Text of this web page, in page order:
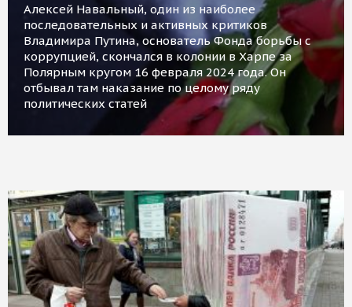
Алексей Навальный, один из наиболее
последовательных и активных критиков
Владимира Путина, основатель Фонда борьбы с
коррупцией, скончался в колонии в Харпе за
Полярным кругом 16 февраля 2024 года. Он
отбывал там наказание по целому ряду
политических статей